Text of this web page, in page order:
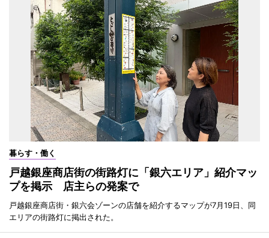
暮らす・働く
戸越銀座商店街の街路灯に「銀六エリア」紹介マッ
プを掲示 店主らの発案で
戸越銀座商店街・銀六会ゾーンの店舗を紹介するマップが7月19日、同
エリアの街路灯に掲出された。